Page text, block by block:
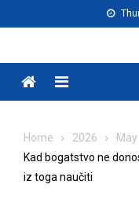
to
Menu
Home 2026 May
Kad bogatstvo ne
iz toga naučiti